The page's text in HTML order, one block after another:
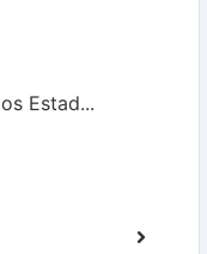
Estad...